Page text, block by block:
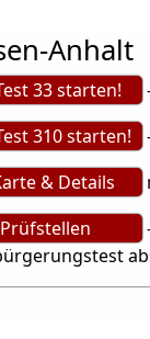
Anhalt
33 starten!
310 starten!
& Details